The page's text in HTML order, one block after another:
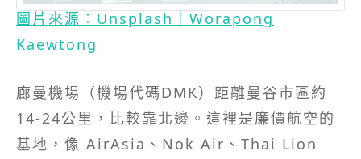
圖片來源：Unsplash｜Worapong
Kaewtong
廊曼機場（機場代碼DMK）距離曼谷市區約
14-24公里，比較靠北邊。這裡是廉價航空的
基地，像 AirAsia、Nok Air、Thai Lion